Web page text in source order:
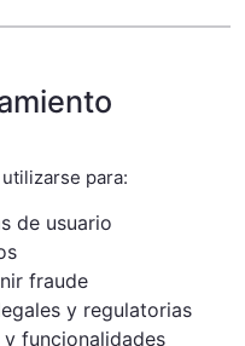
para:
de usuario
fraude
y regulatorias
funcionalidades